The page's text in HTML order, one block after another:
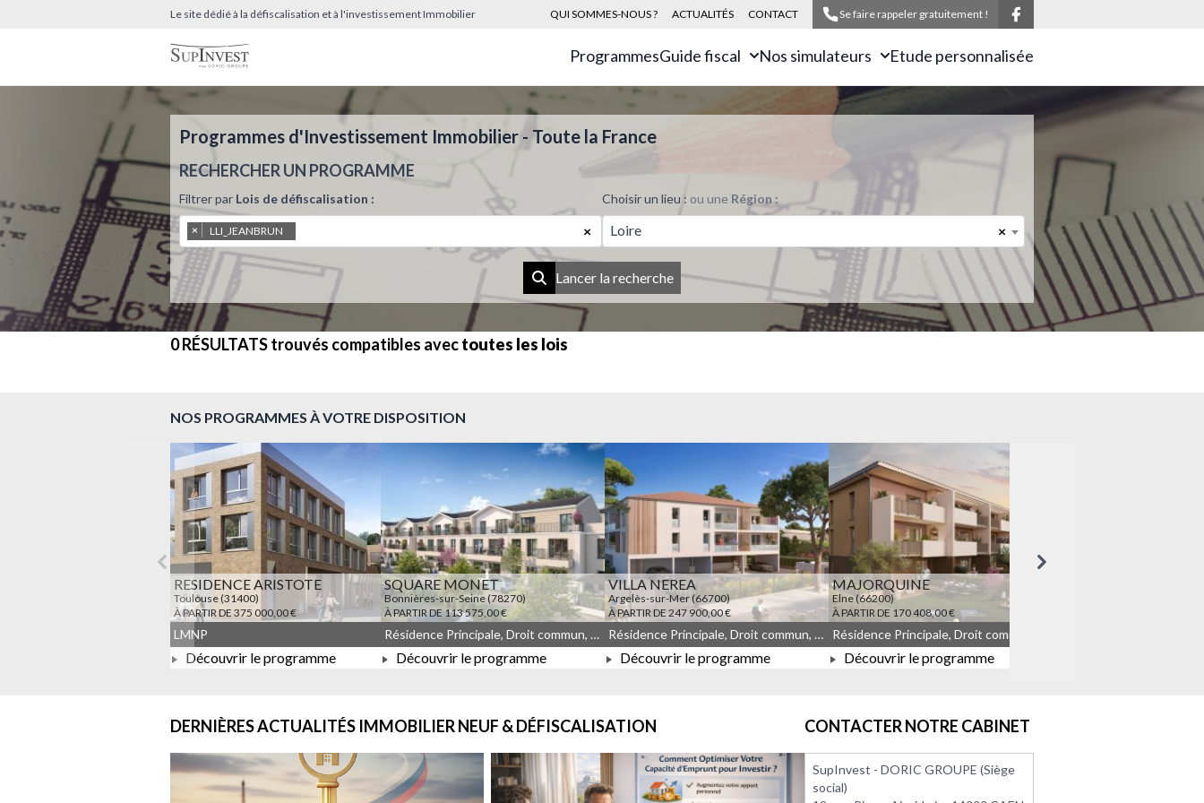
Le site dédié à la défiscalisation et à l'investissement Immobilier QUI SOMMES-NOUS ? ACTUALITÉS CONTACT Se faire rappeler gratuitement !
ProgrammesGuide fiscal Nos simulateurs Etude personnalisée
Programmes d'Investissement Immobilier - Toute la France
RECHERCHER UN PROGRAMME
Filtrer par Lois de défiscalisation :
×
× LLI_JEANBRUN
Choisir un lieu : ou une Région :
×
Loire
Lancer la recherche
0 RÉSULTATStrouvés compatibles avectoutes les lois
NOS PROGRAMMES À VOTRE DISPOSITION
Précédent Suivant
RESIDENCE ARISTOTE
Toulouse (31400)
À PARTIR DE 375 000,00 €
À PARTIR DE 375 000,00 €
LMNP
Découvrir le programme
SQUARE MONET
Bonnières-sur-Seine (78270)
À PARTIR DE 113 575,00 €
À PARTIR DE 113 575,00 €
Résidence Principale, Droit commun, Meublé non géré, JEANBRUN, LLI, LLI_JEANBRUN
Découvrir le programme
VILLA NEREA
Argelès-sur-Mer (66700)
À PARTIR DE 247 900,00 €
À PARTIR DE 247 900,00 €
Résidence Principale, Droit commun, Meublé non géré, JEANBRUN
Découvrir le programme
MAJORQUINE
Elne (66200)
À PARTIR DE 170 408,00 €
À PARTIR DE 170 408,00 €
Découvrir le programme
DERNIÈRES ACTUALITÉS IMMOBILIER NEUF & DÉFISCALISATION CONTACTER NOTRE CABINET
SupInvest - DORIC GROUPE (Siège
social)